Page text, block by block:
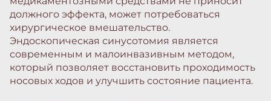
должного эффекта, может потребоваться
хирургическое вмешательство.
Эндоскопическая синусотомия является
современным и малоинвазивным методом,
который позволяет восстановить проходимость
носовых ходов и улучшить состояние пациента.